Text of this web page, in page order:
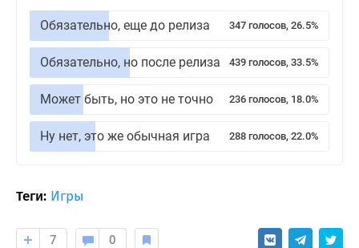
Обязательно, еще до релиза 347 голосов, 26.5%
Обязательно, но после релиза 439 голосов, 33.5%
Может быть, но это не точно 236 голосов, 18.0%
Ну нет, это же обычная игра 288 голосов, 22.0%
Теги: Игры
7 0